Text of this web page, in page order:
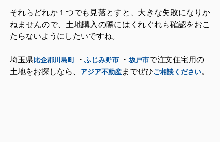
それらどれか１つでも見落とすと、大きな失敗になりか
ねませんので、土地購入の際にはくれぐれも確認をおこ
たらないようにしたいですね。
埼玉県 比企郡川島町・ ふじみ野市 ・坂戸市で注文住宅用の
土地をお探しなら、 アジア不動産までぜひご相談ください。